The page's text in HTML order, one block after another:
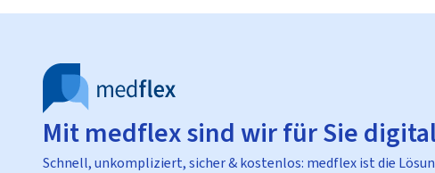
Mit medflex sind wir für Sie
Schnell, unkompliziert, sicher & kostenlos: medflex ist die